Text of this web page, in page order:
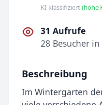
KI-klassifiziert(hohe
31 Aufrufe
28 Besucher in
Beschreibung
Im Wintergarten